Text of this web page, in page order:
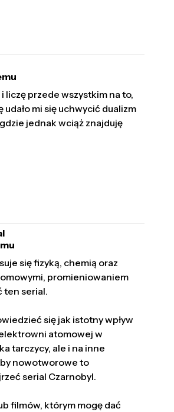
liczę przede wszystkim na to,
mi się uchwycić dualizm
jednak wciąż znajduję
się fizyką, chemią oraz
promieniowaniem
ten serial.
się jak istotny wpływ
atomowej w
tarczycy, ale i na inne
nowotworowe to
serial Czarnobyl.
filmów, którym mogę dać